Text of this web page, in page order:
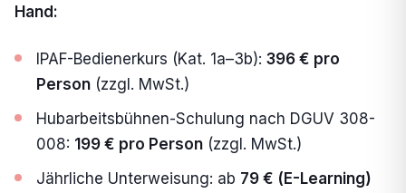
Hand:
IPAF-Bedienerkurs (Kat. 1a–3b): 396 € pro
Person (zzgl. MwSt.)
Hubarbeitsbühnen-Schulung nach DGUV 308-
008: 199 € pro Person (zzgl. MwSt.)
Jährliche Unterweisung: ab 79 € (E-Learning)